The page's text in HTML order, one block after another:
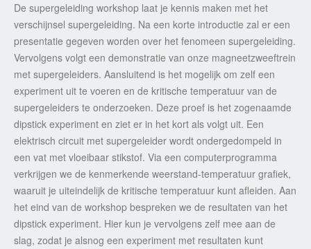
De supergeleiding workshop laat je kennis maken met het
verschijnsel supergeleiding. Na een korte introductie zal er een
presentatie gegeven worden over het fenomeen supergeleiding.
Vervolgens volgt een demonstratie van onze magneetzweeftrein
met supergeleiders. Aansluitend is het mogelijk om zelf een
experiment uit te voeren en de kritische temperatuur van de
supergeleiders te onderzoeken. Deze proef is het zogenaamde
dipstick experiment en ziet er in het kort als volgt uit. Een
elektrisch circuit met supergeleider wordt ondergedompeld in
een vat met vloeibaar stikstof. Via een computerprogramma
verkrijgen we de kenmerkende weerstand-temperatuur grafiek,
waaruit je uiteindelijk de kritische temperatuur kunt afleiden. Aan
het eind van de workshop bespreken we de resultaten van het
dipstick experiment. Hier kun je vervolgens zelf mee aan de
slag, zodat je alsnog een experiment met resultaten kunt